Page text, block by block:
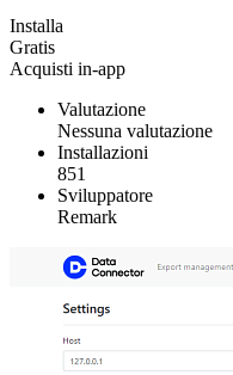
Installa
Gratis
Acquisti in-app
Valutazione
Nessuna valutazione
Installazioni
851
Sviluppatore
Remark